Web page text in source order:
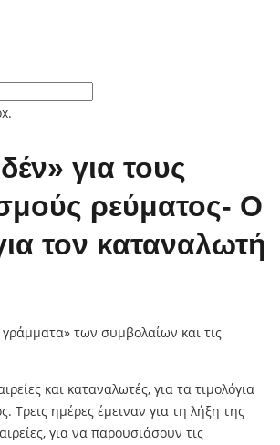
για τους
ρεύματος- Ο
τον καταναλωτή
των συμβολαίων και τις
και καταναλωτές, για τα τιμολόγια
Τρεις ημέρες έμειναν για τη λήξη της
για να παρουσιάσουν τις